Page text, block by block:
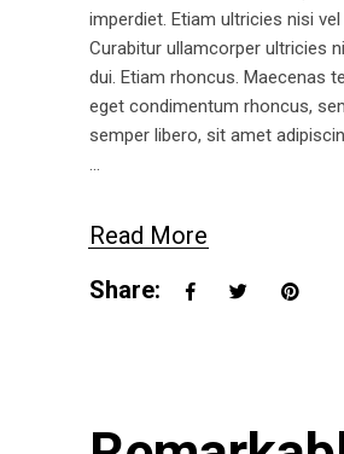
imperdiet. Etiam ultricies nisi vel
Curabitur ullamcorper ultricies
dui. Etiam rhoncus. Maecenas
eget condimentum rhoncus,
semper libero, sit amet
Read More
Share: